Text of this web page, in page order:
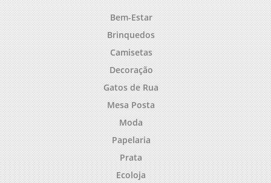
Bem-Estar
Brinquedos
Camisetas
Decoração
Gatos de Rua
Mesa Posta
Moda
Papelaria
Prata
Ecoloja